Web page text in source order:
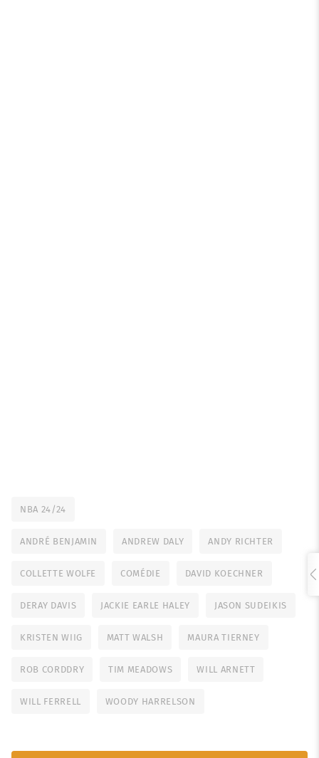
NBA 24/24
ANDRÉ BENJAMIN ANDREW DALY ANDY RICHTER
COLLETTE WOLFE COMÉDIE DAVID KOECHNER
DERAY DAVIS JACKIE EARLE HALEY JASON SUDEIKIS
KRISTEN WIIG MATT WALSH MAURA TIERNEY
ROB CORDDRY TIM MEADOWS WILL ARNETT
WILL FERRELL WOODY HARRELSON